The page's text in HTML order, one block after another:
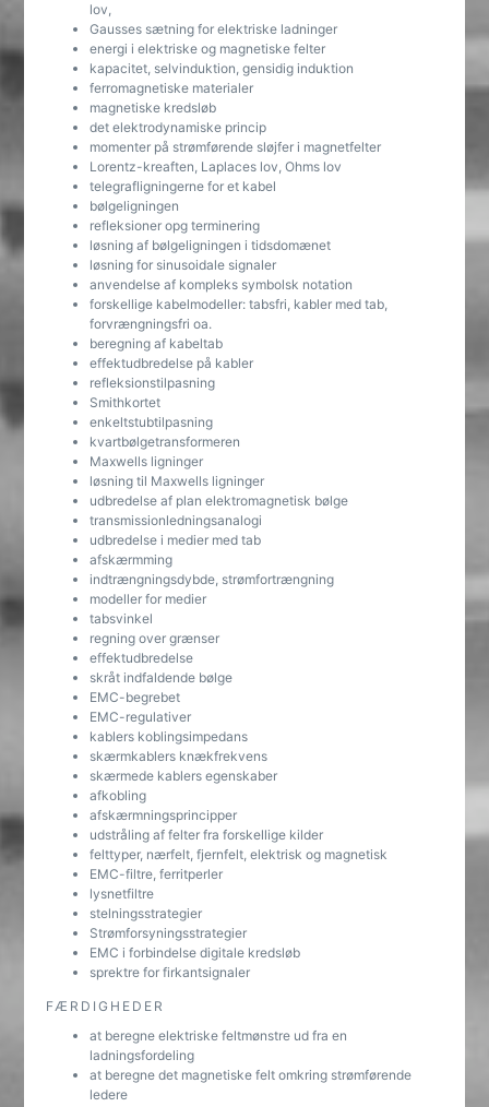
lov,
Gausses sætning for elektriske ladninger
energi i elektriske og magnetiske felter
kapacitet, selvinduktion, gensidig induktion
ferromagnetiske materialer
magnetiske kredsløb
det elektrodynamiske princip
momenter på strømførende sløjfer i magnetfelter
Lorentz-kreaften, Laplaces lov, Ohms lov
telegrafligningerne for et kabel
bølgeligningen
refleksioner opg terminering
løsning af bølgeligningen i tidsdomænet
løsning for sinusoidale signaler
anvendelse af kompleks symbolsk notation
forskellige kabelmodeller: tabsfri, kabler med tab,
forvrængningsfri oa.
beregning af kabeltab
effektudbredelse på kabler
refleksionstilpasning
Smithkortet
enkeltstubtilpasning
kvartbølgetransformeren
Maxwells ligninger
løsning til Maxwells ligninger
udbredelse af plan elektromagnetisk bølge
transmissionledningsanalogi
udbredelse i medier med tab
afskærmming
indtrængningsdybde, strømfortrængning
modeller for medier
tabsvinkel
regning over grænser
effektudbredelse
skråt indfaldende bølge
EMC-begrebet
EMC-regulativer
kablers koblingsimpedans
skærmkablers knækfrekvens
skærmede kablers egenskaber
afkobling
afskærmningsprincipper
udstråling af felter fra forskellige kilder
felttyper, nærfelt, fjernfelt, elektrisk og magnetisk
EMC-filtre, ferritperler
lysnetfiltre
stelningsstrategier
Strømforsyningsstrategier
EMC i forbindelse digitale kredsløb
sprektre for firkantsignaler
FÆRDIGHEDER
at beregne elektriske feltmønstre ud fra en
ladningsfordeling
at beregne det magnetiske felt omkring strømførende
ledere